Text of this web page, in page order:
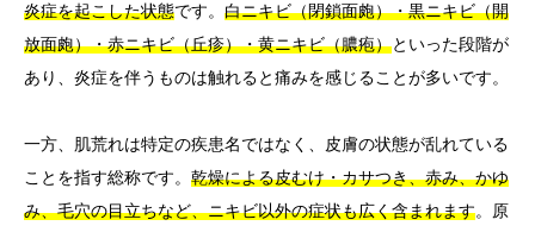
炎症を起こした状態です。 白ニキビ（閉鎖面皰）・黒ニキビ（開
放面皰）・赤ニキビ（丘疹）・黄ニキビ（膿疱）といった段階が
あり、炎症を伴うものは触れると痛みを感じることが多いです。
一方、肌荒れは特定の疾患名ではなく、皮膚の状態が乱れている
ことを指す総称です。 乾燥による皮むけ・カサつき、赤み、かゆ
み、毛穴の目立ちなど、ニキビ以外の症状も広く含まれます。原